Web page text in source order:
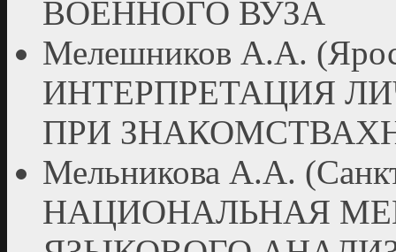
ВОЕННОГО ВУЗА
Мелешников А.А.
ИНТЕРПРЕТАЦИЯ
ПРИ
Мельникова А.А.
НАЦИОНАЛЬНАЯ